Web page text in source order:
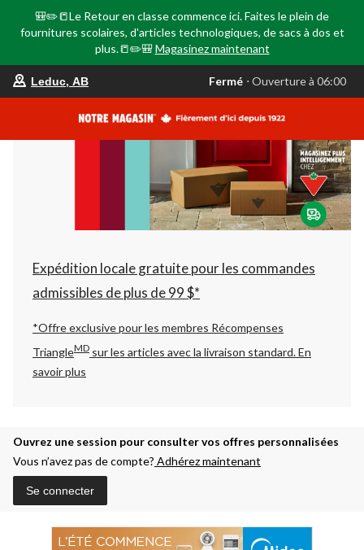
🎒✏️📒Le Retour en classe commence ici. Faites le plein de
fournitures scolaires, d'articles technologiques, de sacs à dos et
plus.📒✏️🎒 Magasinez maintenant
votre
est
AB,
Fermé,
Ouverture
à
06:00
changer
Leduc, AB Fermé ⋅ Ouverture à 06:00
Expédition locale gratuite pour les commandes
admissibles de plus de 99 $*
*Offre exclusive pour les membres Récompenses
TriangleMD sur les articles avec la livraison standard.En
savoir plus
Ouvrez une session pour consulter vos offres personnalisées
Vous n’avez pas de compte? Adhérez maintenant
Se connecter